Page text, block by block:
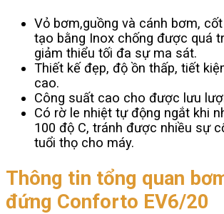
Vỏ bơm,guồng và cánh bơm,
tạo bằng Inox chống được quá
giảm thiểu tối đa sự ma sát.
Thiết kế đẹp, độ ồn thấp, tiết
cao.
Công suất cao cho được lưu
Có rờ le nhiệt tự động ngắt khi
100 độ C, tránh được nhiều sự
tuổi thọ cho máy.
Thông tin tổng quan
đứng Conforto EV6/20